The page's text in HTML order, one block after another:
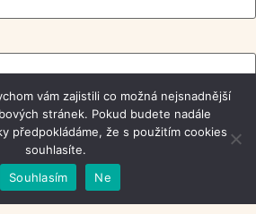
e-mail a webovou stránku pro
vám zajistili co možná nejsnadnější
stránek. Pokud budete nadále
předpokládáme, že s použitím cookies
souhlasíte.
Souhlasím
Ne